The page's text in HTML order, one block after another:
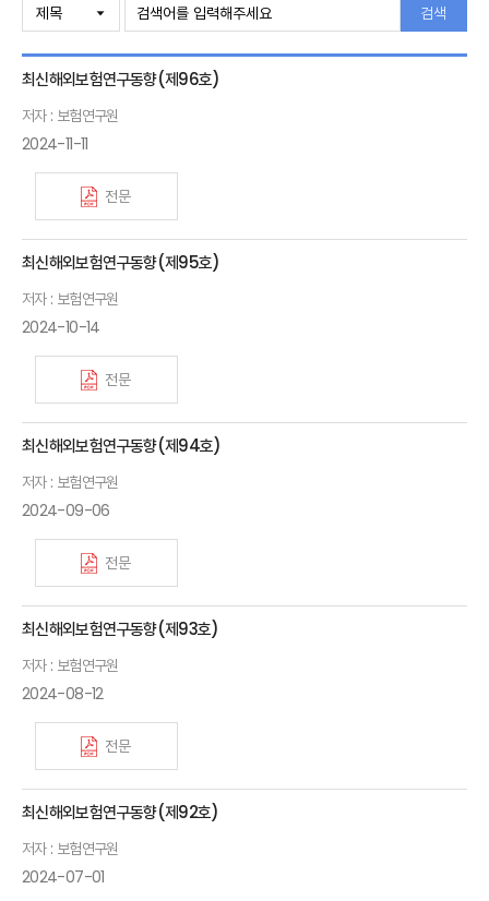
검색
최신해외보험연구동향(제96호)
저자 : 보험연구원
2024-11-11
전문
최신해외보험연구동향(제95호)
저자 : 보험연구원
2024-10-14
전문
최신해외보험연구동향(제94호)
저자 : 보험연구원
2024-09-06
전문
최신해외보험연구동향(제93호)
저자 : 보험연구원
2024-08-12
전문
최신해외보험연구동향(제92호)
저자 : 보험연구원
2024-07-01